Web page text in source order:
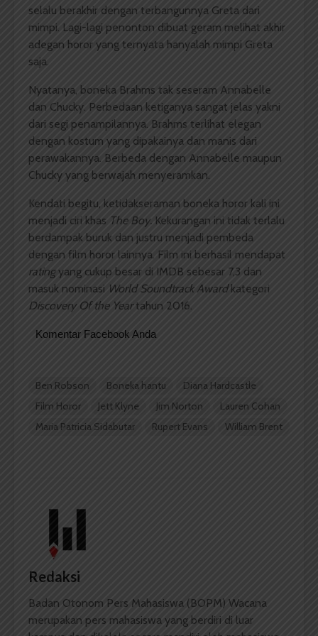
selalu berakhir dengan terbangunnya Greta dari
mimpi. Lagi-lagi penonton dibuat geram melihat akhir
adegan horor yang ternyata hanyalah mimpi Greta
saja.
Nyatanya, boneka Brahms tak seseram Annabelle
dan Chucky. Perbedaan ketiganya sangat jelas yakni
dari segi penampilannya. Brahms terlihat elegan
dengan kostum yang dipakainya dan manis dari
perawakannya. Berbeda dengan Annabelle maupun
Chucky yang berwajah menyeramkan.
Kendati begitu, ketidakseraman boneka horor kali ini
menjadi ciri khas The Boy. Kekurangan ini tidak terlalu
berdampak buruk dan justru menjadi pembeda
dengan film horor lainnya. Film ini berhasil mendapat
rating yang cukup besar di IMDB sebesar 7,3 dan
masuk nominasi World Soundtrack Awardkategori
Discovery Of the Yeartahun 2016.
Komentar Facebook Anda
Ben Robson Boneka hantu
Diana Hardcastle
Film Horor
Jett Klyne Jim Norton
Lauren Cohan
Maria Patricia Sidabutar
Rupert Evans William Brent
Redaksi
Badan Otonom Pers Mahasiswa (BOPM) Wacana
merupakan pers mahasiswa yang berdiri di luar